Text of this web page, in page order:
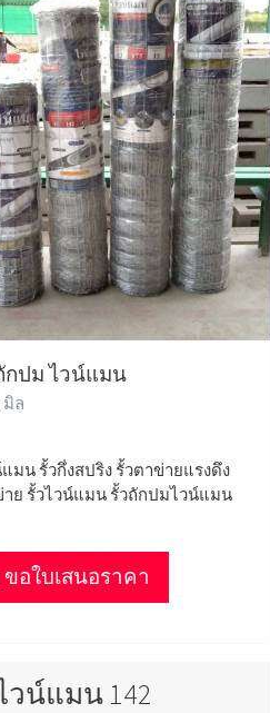
กปม ไวน์แมน
มิล
มน รั้วกึ่งสปริง รั้วตาข่ายแรงดึง
าย รั้วไวน์แมน รั้วถักปมไวน์แมน
อใบเสนอราคา
น์แมน 142